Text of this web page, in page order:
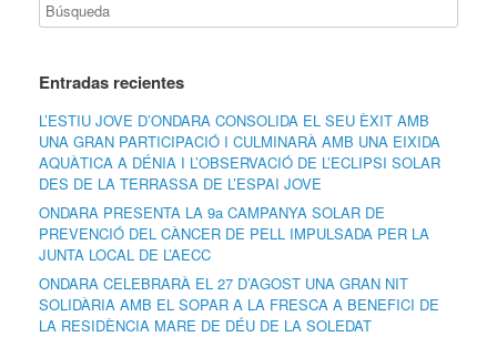
Entradas recientes
L’ESTIU JOVE D’ONDARA CONSOLIDA EL SEU ÈXIT AMB
UNA GRAN PARTICIPACIÓ I CULMINARÀ AMB UNA EIXIDA
AQUÀTICA A DÉNIA I L’OBSERVACIÓ DE L’ECLIPSI SOLAR
DES DE LA TERRASSA DE L’ESPAI JOVE
ONDARA PRESENTA LA 9a CAMPANYA SOLAR DE
PREVENCIÓ DEL CÀNCER DE PELL IMPULSADA PER LA
JUNTA LOCAL DE L’AECC
ONDARA CELEBRARÀ EL 27 D’AGOST UNA GRAN NIT
SOLIDÀRIA AMB EL SOPAR A LA FRESCA A BENEFICI DE
LA RESIDÈNCIA MARE DE DÉU DE LA SOLEDAT